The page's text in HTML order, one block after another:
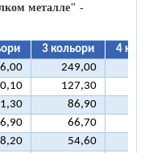
металле" -
3 кольори
4
249,00
127,30
86,90
66,70
54,60